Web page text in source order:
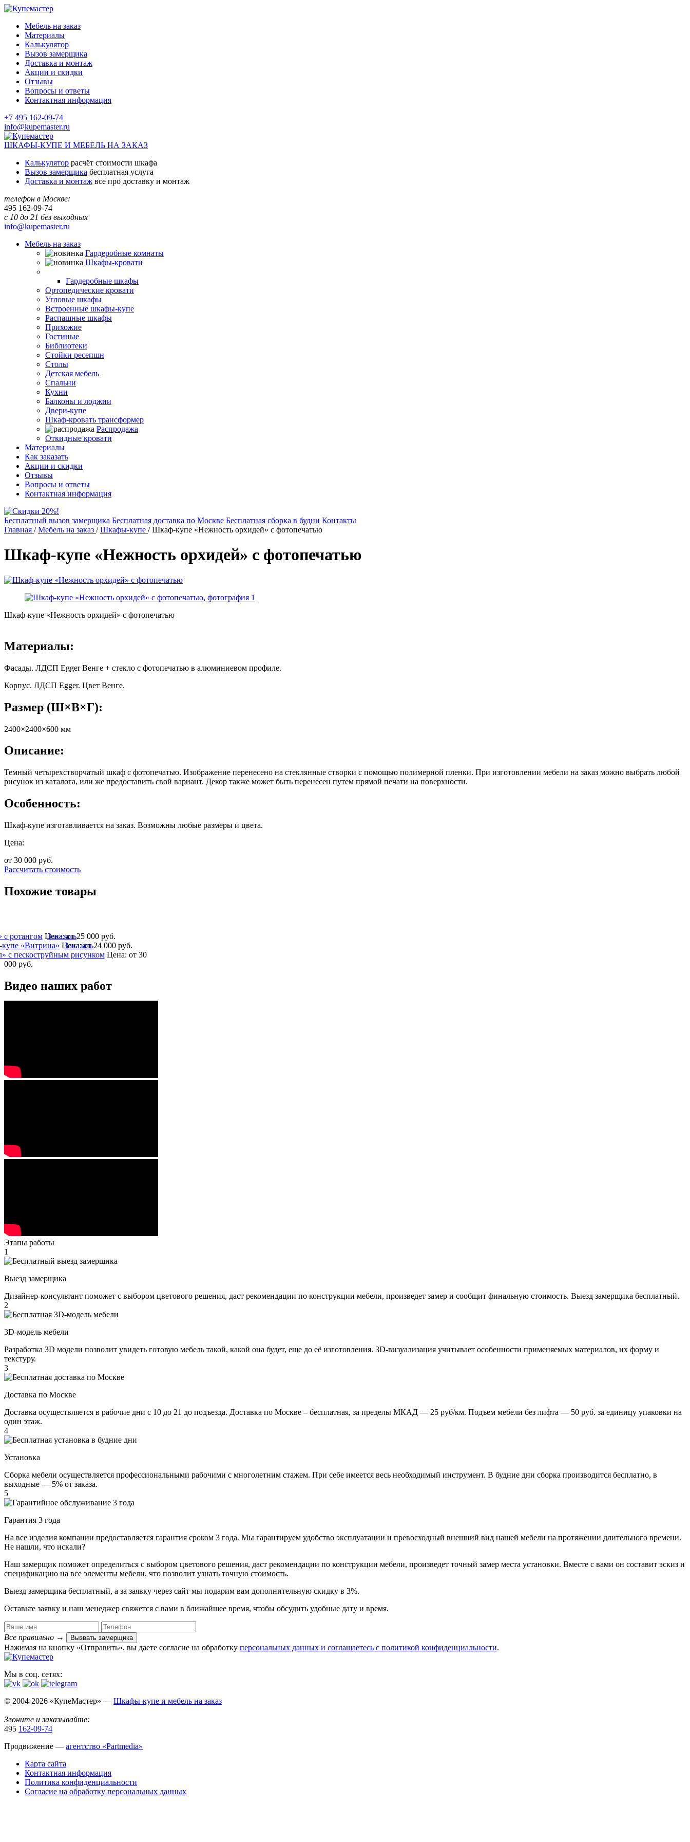
Мебель на заказ
Материалы
Калькулятор
Вызов замерщика
Доставка и монтаж
Акции и скидки
Отзывы
Вопросы и ответы
Контактная информация
+7 495 162-09-74
info@kupemaster.ru
ШКАФЫ-КУПЕ И МЕБЕЛЬ НА ЗАКАЗ
Калькулятор расчёт стоимости шкафа
Вызов замерщика бесплатная услуга
Доставка и монтаж все про доставку и монтаж
телефон в Москве:
495 162-09-74
с 10 до 21 без выходных
info@kupemaster.ru
Мебель на заказ
Гардеробные комнаты
Шкафы-кровати
Гардеробные шкафы
Ортопедические кровати
Угловые шкафы
Встроенные шкафы-купе
Распашные шкафы
Прихожие
Гостиные
Библиотеки
Стойки ресепшн
Столы
Детская мебель
Спальни
Кухни
Балконы и лоджии
Двери-купе
Шкаф-кровать трансформер
Распродажа
Откидные кровати
Материалы
Как заказать
Акции и скидки
Отзывы
Вопросы и ответы
Контактная информация
Бесплатный вызов замерщика Бесплатная доставка по Москве Бесплатная сборка в будни Контакты
Главная /Мебель на заказ /Шкафы-купе /Шкаф-купе «Нежность орхидей» с фотопечатью
Шкаф-купе «Нежность орхидей» с фотопечатью
Шкаф-купе «Нежность орхидей» с фотопечатью
Материалы:
Фасады. ЛДСП Egger Венге + стекло с фотопечатью в алюминиевом профиле.
Корпус. ЛДСП Egger. Цвет Венге.
Размер (Ш×В×Г):
2400×2400×600 мм
Описание:
Темный четырехстворчатый шкаф с фотопечатью. Изображение перенесено на стеклянные створки с помощью полимерной пленки. При изготовлении мебели на заказ можно выбрать любой
рисунок из каталога, или же предоставить свой вариант. Декор также может быть перенесен путем прямой печати на поверхности.
Особенность:
Шкаф-купе изготавливается на заказ. Возможны любые размеры и цвета.
Цена:
от 30 000 руб.
Рассчитать стоимость
Похожие товары
ротангом Цена:от 25 000руб.
Заказать
«Витрина» Цена:от 24 000руб.
Заказать
с пескоструйным рисунком Цена: от 30
000 руб.
Видео наших работ
Этапы работы
1
Выезд замерщика
Дизайнер-консультант поможет с выбором цветового решения, даст рекомендации по конструкции мебели, произведет замер и сообщит финальную стоимость. Выезд замерщика бесплатный.
2
3D-модель мебели
Разработка 3D модели позволит увидеть готовую мебель такой, какой она будет, еще до её изготовления. 3D-визуализация учитывает особенности применяемых материалов, их форму и
текстуру.
3
Доставка по Москве
Доставка осуществляется в рабочие дни с 10 до 21 до подъезда. Доставка по Москве – бесплатная, за пределы МКАД — 25 руб/км. Подъем мебели без лифта — 50 руб. за единицу упаковки на
один этаж.
4
Установка
Сборка мебели осуществляется профессиональными рабочими с многолетним стажем. При себе имеется весь необходимый инструмент. В будние дни сборка производится бесплатно, в
выходные — 5% от заказа.
5
Гарантия 3 года
На все изделия компании предоставляется гарантия сроком 3 года. Мы гарантируем удобство эксплуатации и превосходный внешний вид нашей мебели на протяжении длительного времени.
Не нашли, что искали?
Наш замерщик поможет определиться с выбором цветового решения, даст рекомендации по конструкции мебели, произведет точный замер места установки. Вместе с вами он составит эскиз и
спецификацию на все элементы мебели, что позволит узнать точную стоимость.
Выезд замерщика бесплатный, а за заявку через сайт мы подарим вам дополнительную скидку в 3%.
Оставьте заявку и наш менеджер свяжется с вами в ближайшее время, чтобы обсудить удобные дату и время.
Все правильно → Вызвать замерщика
Нажимая на кнопку «Отправить», вы даете согласие на обработку персональных данных​ и соглашаетесь c политикой конфиденциальности.
Мы в соц. сетях:
© 2004-2026 «КупеМастер» — Шкафы-купе и мебель на заказ
Звоните и заказывайте:
495 162-09-74
Продвижение — агентство «Partmedia»
Карта сайта
Контактная информация
Политика конфиденциальности
Согласие на обработку персональных данных